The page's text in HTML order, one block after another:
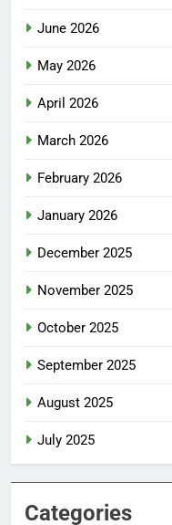
June 2026
May 2026
April 2026
March 2026
February 2026
January 2026
December 2025
November 2025
October 2025
September 2025
August 2025
July 2025
Categories